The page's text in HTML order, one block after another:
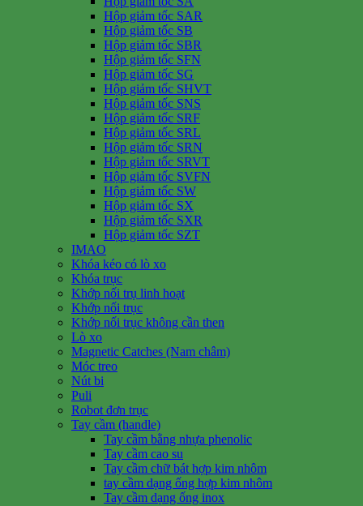
Hộp giảm tốc SAR
Hộp giảm tốc SB
Hộp giảm tốc SBR
Hộp giảm tốc SFN
Hộp giảm tốc SG
Hộp giảm tốc SHVT
Hộp giảm tốc SNS
Hộp giảm tốc SRF
Hộp giảm tốc SRL
Hộp giảm tốc SRN
Hộp giảm tốc SRVT
Hộp giảm tốc SVFN
Hộp giảm tốc SW
Hộp giảm tốc SX
Hộp giảm tốc SXR
Hộp giảm tốc SZT
IMAO
Khóa kéo có lò xo
Khóa trục
Khớp nối trụ linh hoạt
Khớp nối trục
Khớp nối trục không cần then
Lò xo
Magnetic Catches (Nam châm)
Móc treo
Nút bi
Puli
Robot đơn trục
Tay cầm (handle)
Tay cầm bằng nhựa phenolic
Tay cầm cao su
Tay cầm chữ bát hợp kim nhôm
tay cầm dạng ống hợp kim nhôm
Tay cầm dạng ống inox